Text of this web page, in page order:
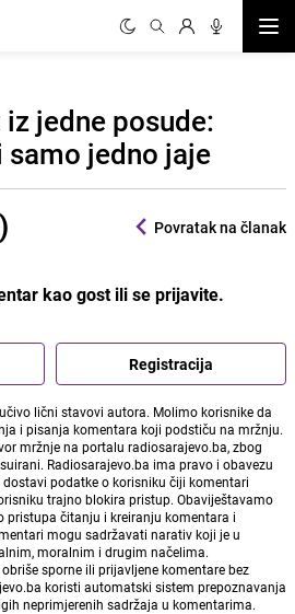
jedne posude:
jedno jaje
Povratak na članak
kao gost ili se prijavite.
Registracija
lični stavovi autora. Molimo korisnike da
i pisanja komentara koji podstiču na mržnju.
mržnje na portalu radiosarajevo.ba, zbog
Radiosarajevo.ba ima pravo i obavezu
podatke o korisniku čiji komentari
trajno blokira pristup. Obaviještavamo
pristupa čitanju i kreiranju komentara i
mogu sadržavati narativ koji je u
moralnim i drugim načelima.
sporne ili prijavljene komentare bez
koristi automatski sistem prepoznavanja
neprimjerenih sadržaja u komentarima.